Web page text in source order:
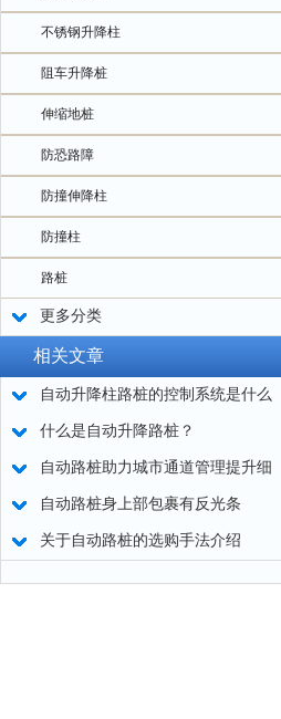
不锈钢升降柱
阻车升降桩
伸缩地桩
防恐路障
防撞伸降柱
防撞柱
路桩
更多分类
相关文章
自动升降柱路桩的控制系统是什么
原理？
什么是自动升降路桩？
自动路桩助力城市通道管理提升细
节
自动路桩身上部包裹有反光条
关于自动路桩的选购手法介绍